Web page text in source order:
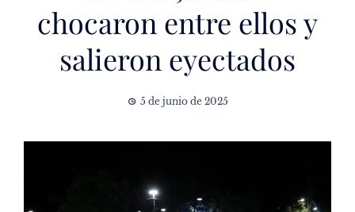
chocaron entre ellos y
salieron eyectados
5 de junio de 2025